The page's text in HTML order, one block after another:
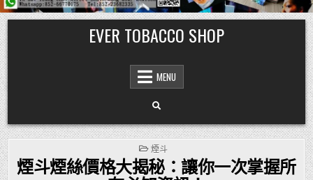
Skip
to
content
EVER TOBACCO SHOP
MENU
POSTED
IN
煙斗
煙斗煙絲價格大揭秘：讓你一次掌握所